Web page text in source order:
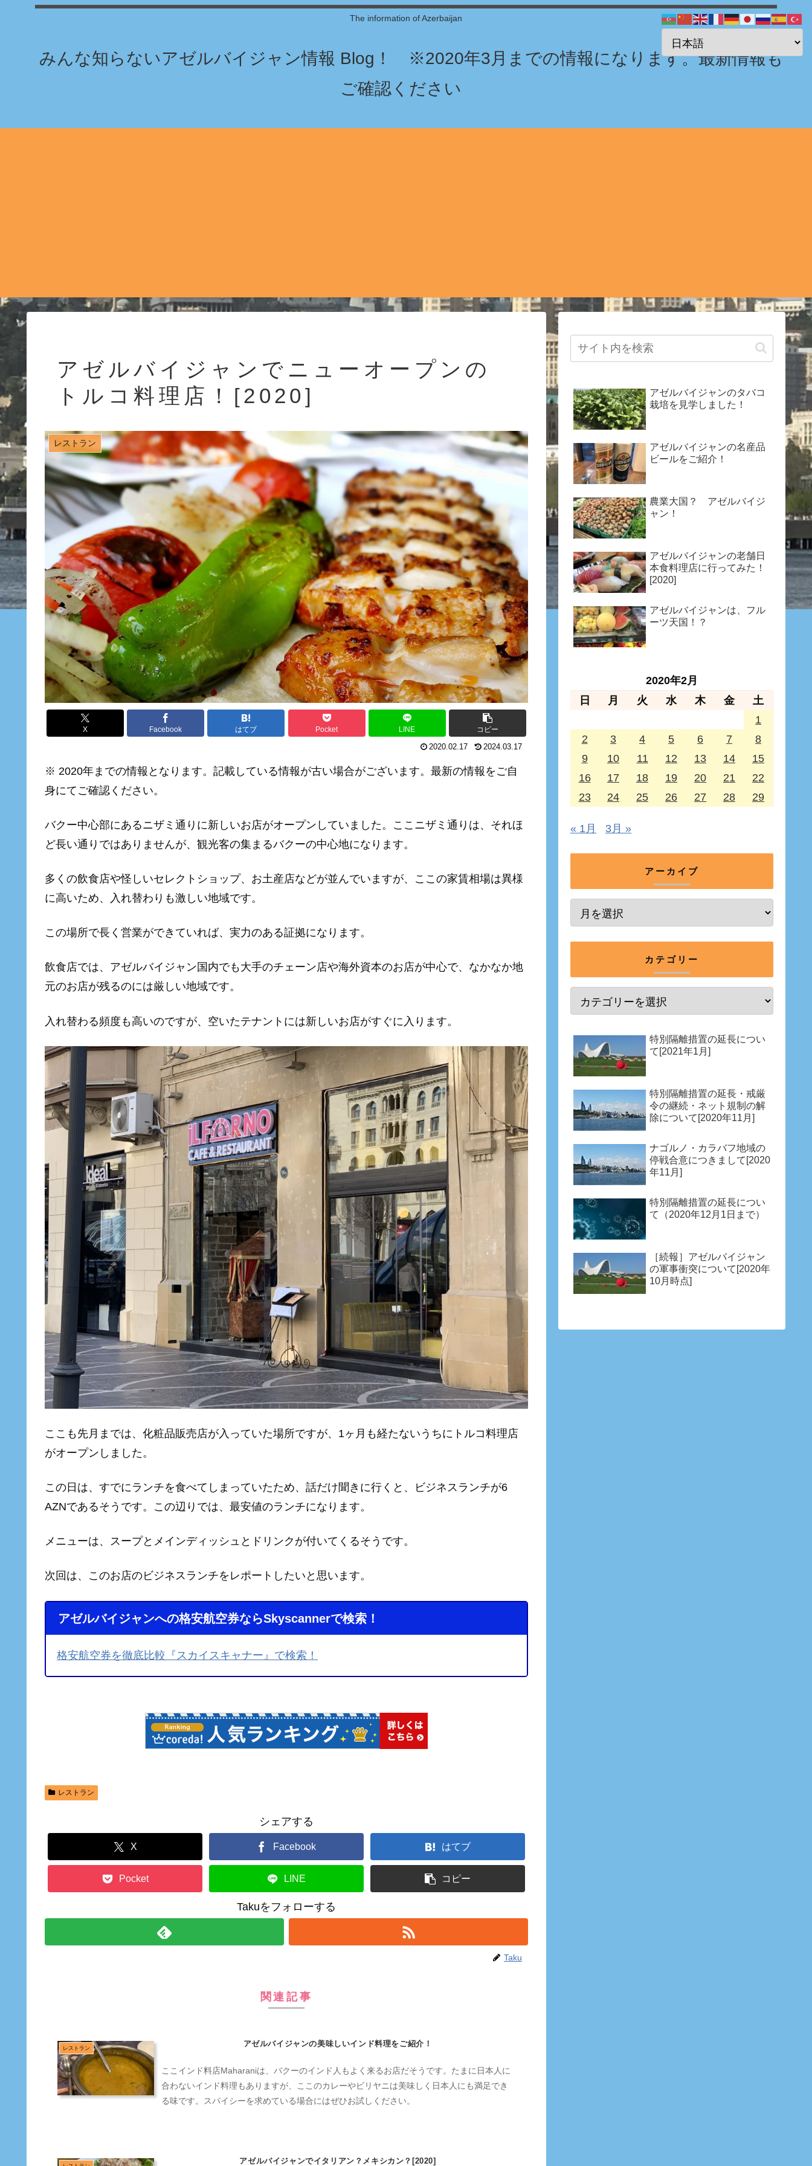
The information of Azerbaijan
みんな知らないアゼルバイジャン情報 Blog！ ※2020年3月までの情報になります。最新情報も
ご確認ください
アゼルバイジャンでニューオープンの
トルコ料理店！[2020]
レストラン
X Facebook はてブ Pocket LINE コピー
2020.02.17 2024.03.17
※ 2020年までの情報となります。記載している情報が古い場合がございます。最新の情報をご自
身にてご確認ください。
バクー中心部にあるニザミ通りに新しいお店がオープンしていました。ここニザミ通りは、それほ
ど長い通りではありませんが、観光客の集まるバクーの中心地になります。
多くの飲食店や怪しいセレクトショップ、お土産店などが並んでいますが、ここの家賃相場は異様
に高いため、入れ替わりも激しい地域です。
この場所で長く営業ができていれば、実力のある証拠になります。
飲食店では、アゼルバイジャン国内でも大手のチェーン店や海外資本のお店が中心で、なかなか地
元のお店が残るのには厳しい地域です。
入れ替わる頻度も高いのですが、空いたテナントには新しいお店がすぐに入ります。
ここも先月までは、化粧品販売店が入っていた場所ですが、1ヶ月も経たないうちにトルコ料理店
がオープンしました。
この日は、すでにランチを食べてしまっていたため、話だけ聞きに行くと、ビジネスランチが6
AZNであるそうです。この辺りでは、最安値のランチになります。
メニューは、スープとメインディッシュとドリンクが付いてくるそうです。
次回は、このお店のビジネスランチをレポートしたいと思います。
アゼルバイジャンへの格安航空券ならSkyscannerで検索！
格安航空券を徹底比較『スカイスキャナー』で検索！
レストラン
シェアする
X Facebook はてブ
Pocket LINE コピー
Takuをフォローする
Taku
関連記事
レストラン
アゼルバイジャンの美味しいインド料理をご紹介！
ここインド料店Maharaniは、バクーのインド人もよく来るお店だそうです。たまに日本人に
合わないインド料理もありますが、ここのカレーやビリヤニは美味しく日本人にも満足でき
る味です。スパイシーを求めている場合にはぜひお試しください。
アゼルバイジャンでイタリアン？メキシカン？[2020]
アゼルバイジャンのタバコ
栽培を見学しました！
アゼルバイジャンの名産品
ビールをご紹介！
農業大国？ アゼルバイジ
ャン！
アゼルバイジャンの老舗日
本食料理店に行ってみた！
[2020]
アゼルバイジャンは、フル
ーツ天国！？
2020年2月
日
月 火 水 木 金
土
1
2
3 4 5 6 7
8
9
10 11 12 13 14
15
16
17 18 19 20 21
22
23
24 25 26 27 28 29
« 1月 3月 »
アーカイブ
カテゴリー
特別隔離措置の延長につい
て[2021年1月]
特別隔離措置の延長・戒厳
令の継続・ネット規制の解
除について[2020年11月]
ナゴルノ・カラバフ地域の
停戦合意につきまして[2020
年11月]
特別隔離措置の延長につい
て（2020年12月1日まで）
［続報］アゼルバイジャン
の軍事衝突について[2020年
10月時点]